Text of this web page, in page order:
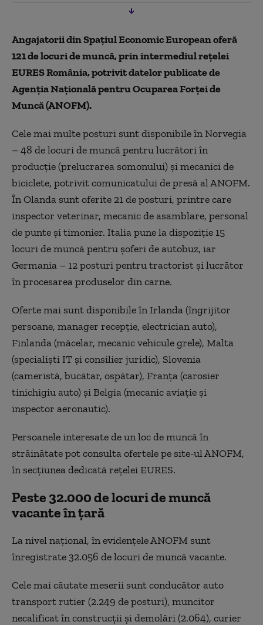
Angajatorii din Spațiul Economic European oferă
121 de locuri de muncă, prin intermediul rețelei
EURES România, potrivit datelor publicate de
Agenția Națională pentru Ocuparea Forței de
Muncă (ANOFM).
Cele mai multe posturi sunt disponibile în Norvegia
– 48 de locuri de muncă pentru lucrători în
producție (prelucrarea somonului) și mecanici de
biciclete, potrivit comunicatului de presă al ANOFM.
În Olanda sunt oferite 21 de posturi, printre care
inspector veterinar, mecanic de asamblare, personal
de punte și timonier. Italia pune la dispoziție 15
locuri de muncă pentru șoferi de autobuz, iar
Germania – 12 posturi pentru tractorist și lucrător
în procesarea produselor din carne.
Oferte mai sunt disponibile în Irlanda (îngrijitor
persoane, manager recepție, electrician auto),
Finlanda (măcelar, mecanic vehicule grele), Malta
(specialiști IT și consilier juridic), Slovenia
(cameristă, bucătar, ospătar), Franța (carosier
tinichigiu auto) și Belgia (mecanic aviație și
inspector aeronautic).
Persoanele interesate de un loc de muncă în
străinătate pot consulta ofertele pe site-ul ANOFM,
în secțiunea dedicată rețelei EURES.
Peste 32.000 de locuri de muncă
vacante în țară
La nivel național, în evidențele ANOFM sunt
înregistrate 32.056 de locuri de muncă vacante.
Cele mai căutate meserii sunt conducător auto
transport rutier (2.249 de posturi), muncitor
necalificat în construcții și demolări (2.064), curier